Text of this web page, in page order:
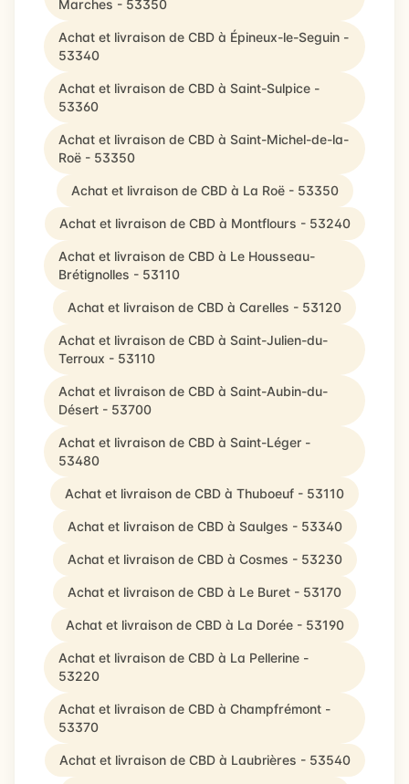
Marches - 53350
Achat et livraison de CBD à Épineux-le-Seguin -
53340
Achat et livraison de CBD à Saint-Sulpice -
53360
Achat et livraison de CBD à Saint-Michel-de-la-
Roë - 53350
Achat et livraison de CBD à La Roë - 53350
Achat et livraison de CBD à Montflours - 53240
Achat et livraison de CBD à Le Housseau-
Brétignolles - 53110
Achat et livraison de CBD à Carelles - 53120
Achat et livraison de CBD à Saint-Julien-du-
Terroux - 53110
Achat et livraison de CBD à Saint-Aubin-du-
Désert - 53700
Achat et livraison de CBD à Saint-Léger -
53480
Achat et livraison de CBD à Thuboeuf - 53110
Achat et livraison de CBD à Saulges - 53340
Achat et livraison de CBD à Cosmes - 53230
Achat et livraison de CBD à Le Buret - 53170
Achat et livraison de CBD à La Dorée - 53190
Achat et livraison de CBD à La Pellerine -
53220
Achat et livraison de CBD à Champfrémont -
53370
Achat et livraison de CBD à Laubrières - 53540